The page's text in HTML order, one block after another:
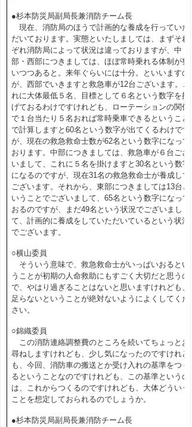
●杉本防災局副局長兼消防チーム長
現在、消防局のほうで計画的な養成を行っていた
だいております。実態といたしましては、まずそれ
ぞれ消防局によって状況は違っておりますが、中
部・西部につきましては、ほぼ常時乗れる体制が整
いつつあると。来年ぐらいには十分。といいますの
が、西部でいきますと救急車が12台ございます。こ
れに大体最低５名、目標として６名という数字を掲
げておるわけですけれども、ローテーションの関係
で１台当たり５名おれば常時乗車できるということ
で計算しますと60名という数字が出てくるわけです
が、現在の救急救命士数が62名という数字になって
おります。中部につきましては、救急車が６台ござ
いまして、これに５名を掛けますと30名という数字
になるのですが、現在31名の救急救命士が養成して
ございます。それから、東部につきましては13台と
いうことでございまして、65名という数字になって
おるのですが、まだ49名という状況でございまし
て、計画的に養成をしていただいているという状況
でございます。
○横山委員
そういう意味で、救急救命士がいっぱいおるとい
うことが初期の人命救助にもすごく大切だと思うの
で、やはり過ぎることはないと思いますけれども、
足らないということが絶対ないようによくしてくだ
さい。
○錦織委員
この消防連絡調整費のところを続いてちょっとお
尋ねしますけれども、少し気になったのですけれど
も、今回、消防車の搬送とか受け入れの基準をつく
るということなのですけれども、この基準というの
は、これからつくるのですけれども、大体どういう
ことを想定しておられるのでしょうか。
●杉本防災局副局長兼消防チーム長